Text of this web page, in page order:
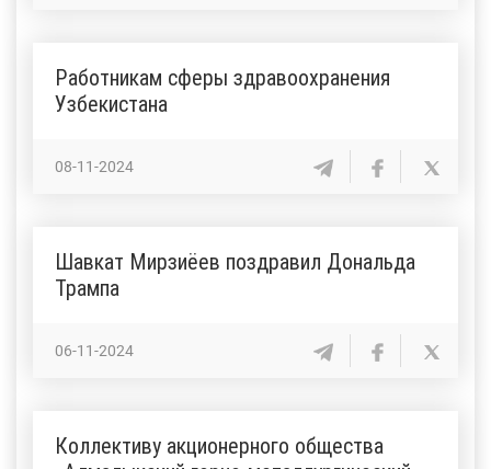
Работникам сферы здравоохранения
Узбекистана
08-11-2024
Шавкат Мирзиёев поздравил Дональда
Трампа
06-11-2024
Коллективу акционерного общества